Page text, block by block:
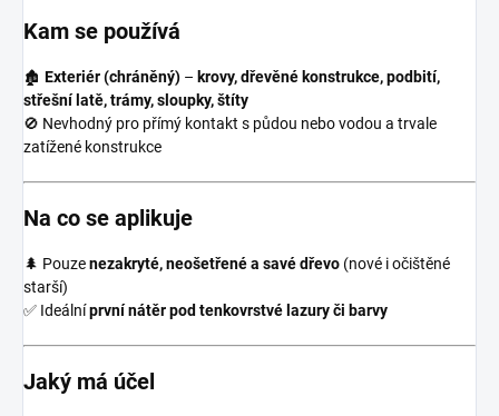
Kam se používá
🏚 Exteriér (chráněný) – krovy, dřevěné konstrukce, podbití,
střešní latě, trámy, sloupky, štíty
🚫 Nevhodný pro přímý kontakt s půdou nebo vodou a trvale
zatížené konstrukce
Na co se aplikuje
🌲 Pouzenezakryté, neošetřené a savé dřevo (nové i očištěné
starší)
✅ Ideálníprvní nátěr pod tenkovrstvé lazury či barvy
Jaký má účel